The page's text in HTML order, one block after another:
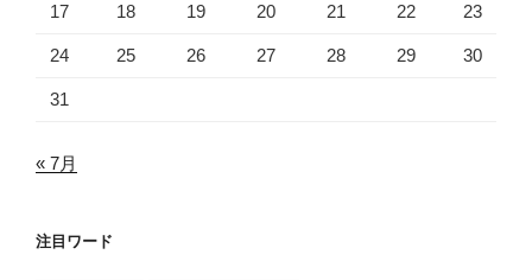
17 18 19 20 21 22 23
24 25 26 27 28 29 30
31
« 7月
注目ワード